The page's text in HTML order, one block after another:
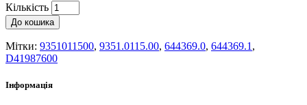
Кількість
До кошика
Мітки: 9351011500, 9351.0115.00, 644369.0, 644369.1 ,
D41987600
Інформація